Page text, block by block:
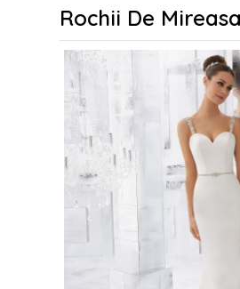
Rochii De